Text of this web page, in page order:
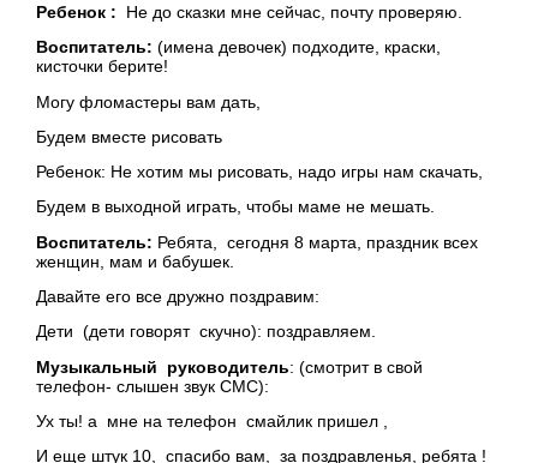
Ребенок : Не до сказки мне сейчас, почту проверяю.
Воспитатель: (имена девочек) подходите, краски,
кисточки берите!
Могу фломастеры вам дать,
Будем вместе рисовать
Ребенок: Не хотим мы рисовать, надо игры нам скачать,
Будем в выходной играть, чтобы маме не мешать.
Воспитатель: Ребята, сегодня 8 марта, праздник всех
женщин, мам и бабушек.
Давайте его все дружно поздравим:
Дети (дети говорят скучно): поздравляем.
Музыкальный руководитель: (смотрит в свой
телефон- слышен звук СМС):
Ух ты! а мне на телефон смайлик пришел ,
И еще штук 10, спасибо вам, за поздравленья, ребята !